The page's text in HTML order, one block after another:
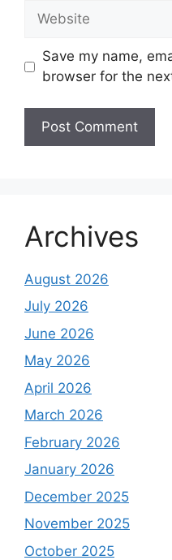
Website
Save my name,
browser for the
Archives
August 2026
July 2026
June 2026
May 2026
April 2026
March 2026
February 2026
January 2026
December 2025
November 2025
October 2025